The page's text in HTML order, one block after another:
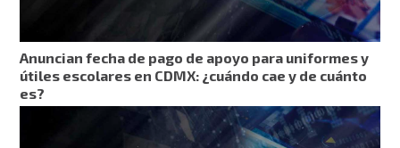
Anuncian fecha de pago de apoyo para uniformes y
útiles escolares en CDMX: ¿cuándo cae y de cuánto
es?